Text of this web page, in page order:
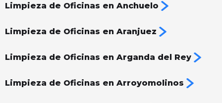
Limpieza de Oficinas en Anchuelo
Limpieza de Oficinas en Aranjuez
Limpieza de Oficinas en Arganda del Rey
Limpieza de Oficinas en Arroyomolinos